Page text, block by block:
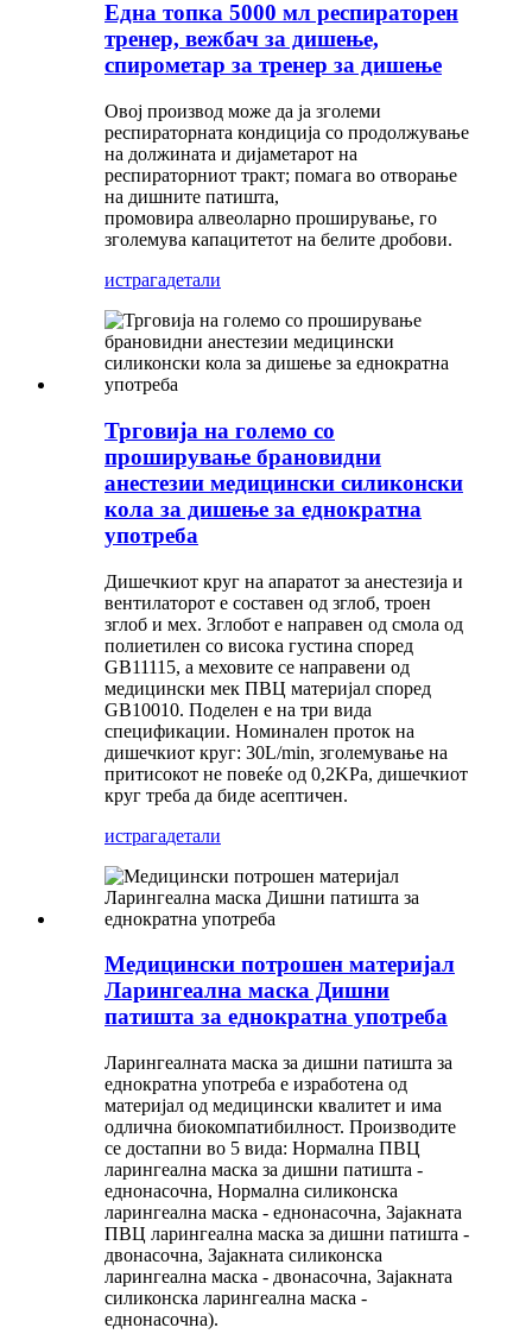
Една топка 5000 мл респираторен
тренер, вежбач за дишење,
спирометар за тренер за дишење
Овој производ може да ја зголеми
респираторната кондиција со продолжување
на должината и дијаметарот на
респираторниот тракт; помага во отворање
на дишните патишта,
промовира алвеоларно проширување, го
зголемува капацитетот на белите дробови.
истрагадетали
Трговија на големо со
проширување брановидни
анестезии медицински силиконски
кола за дишење за еднократна
употреба
Дишечкиот круг на апаратот за анестезија и
вентилаторот е составен од зглоб, троен
зглоб и мех. Зглобот е направен од смола од
полиетилен со висока густина според
GB11115, а меховите се направени од
медицински мек ПВЦ материјал според
GB10010. Поделен е на три вида
спецификации. Номинален проток на
дишечкиот круг: 30L/min, зголемување на
притисокот не повеќе од 0,2KPa, дишечкиот
круг треба да биде асептичен.
истрагадетали
Медицински потрошен материјал
Ларингеална маска Дишни
патишта за еднократна употреба
Ларингеалната маска за дишни патишта за
еднократна употреба е изработена од
материјал од медицински квалитет и има
одлична биокомпатибилност. Производите
се достапни во 5 вида: Нормална ПВЦ
ларингеална маска за дишни патишта -
еднонасочна, Нормална силиконска
ларингеална маска - еднонасочна, Зајакната
ПВЦ ларингеална маска за дишни патишта -
двонасочна, Зајакната силиконска
ларингеална маска - двонасочна, Зајакната
силиконска ларингеална маска -
еднонасочна).